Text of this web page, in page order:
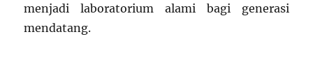
menjadi laboratorium alami bagi generasi
mendatang.